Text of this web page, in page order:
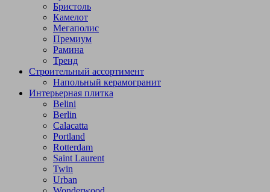
Бристоль
Камелот
Мегаполис
Премиум
Рамина
Тренд
Строительный ассортимент
Напольный керамогранит
Интерьерная плитка
Belini
Berlin
Calacatta
Portland
Rotterdam
Saint Laurent
Twin
Urban